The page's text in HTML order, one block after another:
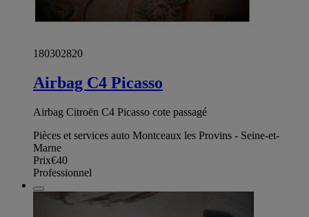
180302820
Airbag C4 Picasso
Airbag Citroën C4 Picasso cote passagé
Pièces et services auto Montceaux les Provins - Seine-et-
Marne
Prix€40
Professionnel